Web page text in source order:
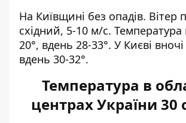
На Київщині без опадів. Вітер
східний, 5-10 м/с. Температура
20°, вдень 28-33°. У Києві
вдень 30-32°.
Температура в
центрах України 30